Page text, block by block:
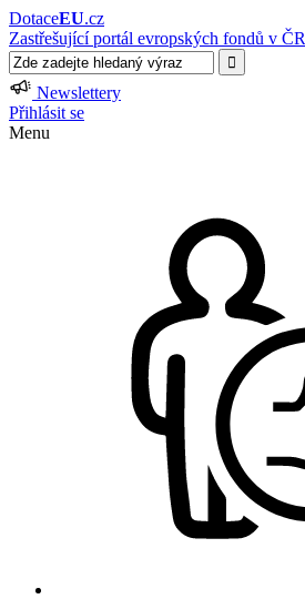
DotaceEU.cz
Zastřešující portál evropských fondů v ČR
Newslettery
Přihlásit se
Menu